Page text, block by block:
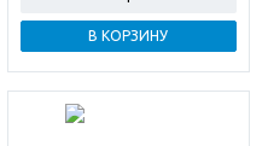
В КОРЗИНУ